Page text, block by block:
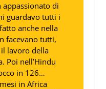
di
guardavo tutti i
anche nella
facevano tutti,
lavoro della
Poi nell’Hindu
in 126…
in Africa